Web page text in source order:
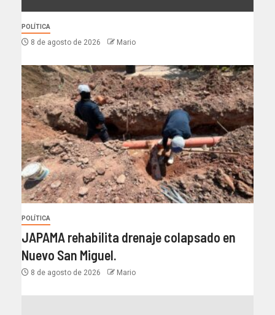
POLÍTICA
8 de agosto de 2026 Mario
POLÍTICA
JAPAMA rehabilita drenaje colapsado en
Nuevo San Miguel.
8 de agosto de 2026 Mario